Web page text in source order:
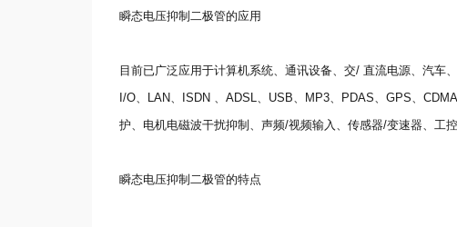
瞬态电压抑制二极管的应用
目前已广泛应用于计算机系统、通讯设备、交/ 直流电源、汽车
I/O、LAN、ISDN 、ADSL、USB、MP3、PDAS、GPS、
护、电机电磁波干扰抑制、声频/视频输入、传感器/变速器、工
瞬态电压抑制二极管的特点